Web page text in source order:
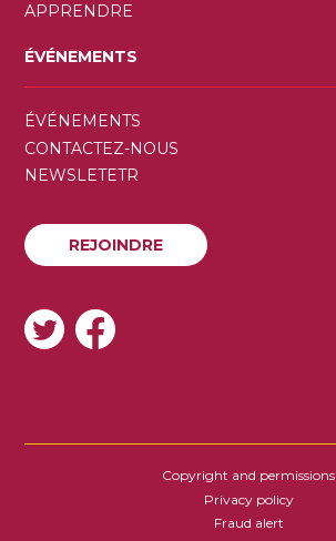
APPRENDRE
ÉVÉNEMENTS
SECONDARY
MENU
ÉVÉNEMENTS
CONTACTEZ-NOUS
NEWSLETETR
REJOINDRE
REJOINDRE
SOCIAL
Copyright and permissions
Privacy policy
Fraud alert